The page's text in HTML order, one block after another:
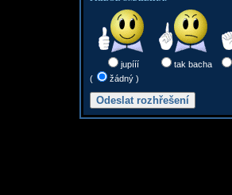
jupííí tak bacha
(
žádný )